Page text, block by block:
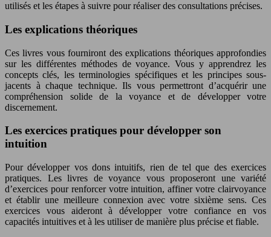
utilisés et les étapes à suivre pour réaliser des consultations précises.
Les explications théoriques
Ces livres vous fourniront des explications théoriques approfondies
sur les différentes méthodes de voyance. Vous y apprendrez les
concepts clés, les terminologies spécifiques et les principes sous-
jacents à chaque technique. Ils vous permettront d’acquérir une
compréhension solide de la voyance et de développer votre
discernement.
Les exercices pratiques pour développer son
intuition
Pour développer vos dons intuitifs, rien de tel que des exercices
pratiques. Les livres de voyance vous proposeront une variété
d’exercices pour renforcer votre intuition, affiner votre clairvoyance
et établir une meilleure connexion avec votre sixième sens. Ces
exercices vous aideront à développer votre confiance en vos
capacités intuitives et à les utiliser de manière plus précise et fiable.